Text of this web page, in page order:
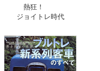
熱狂！
ジョイトレ時代